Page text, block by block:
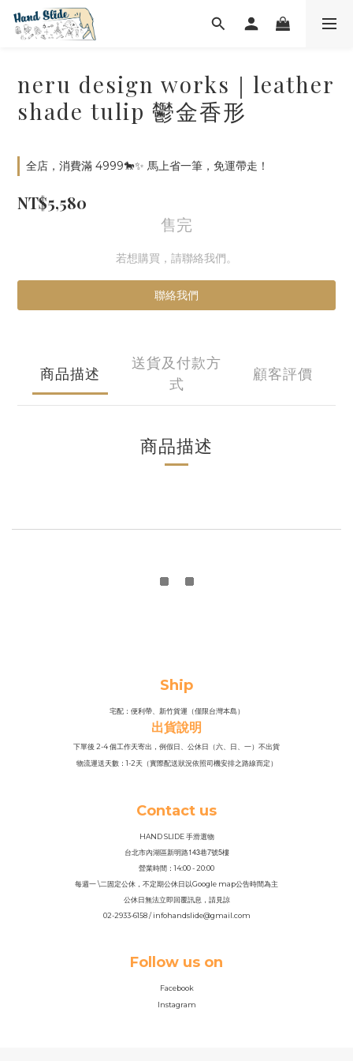
neru design works｜leather
shade tulip 鬱金香形
全店，消費滿 4999🐎✨ 馬上省一筆，免運帶走！
NT$5,580
售完
若想購買，請聯絡我們。
聯絡我們
商品描述
送貨及付款方
式
顧客評價
商品描述
Ship
宅配：便利帶、新竹貨運（僅限台灣本島）
出貨說明
下單後 2-4 個工作天寄出，例假日、公休日（六、日、一）不出貨
物流運送天數：1-2天（實際配送狀況依照司機安排之路線而定）
Contact us
HAND SLIDE 手滑選物
台北市內湖區新明路143巷7號5樓
營業時間：14:00 - 20:00
每週一 \二固定公休，不定期公休日以Google map公告時間為主
公休日無法立即回覆訊息，請見諒
02-2933-6158 / infohandslide@gmail.com
Follow us on
Facebook
Instagram